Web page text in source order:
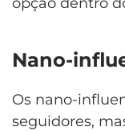
Nano-
Os nano-
seguidores,